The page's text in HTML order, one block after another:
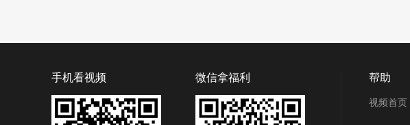
手机看视频 微信拿福利 帮助
视频首页